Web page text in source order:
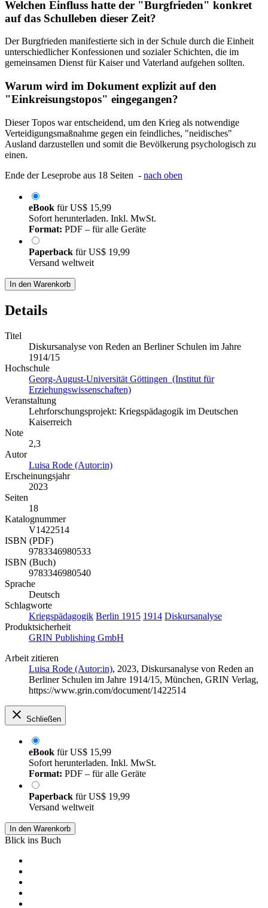
Welchen Einfluss hatte der "Burgfrieden" konkret
auf das Schulleben dieser Zeit?
Der Burgfrieden manifestierte sich in der Schule durch die Einheit
unterschiedlicher Konfessionen und sozialer Schichten, die im
gemeinsamen Dienst für Kaiser und Vaterland aufgehen sollten.
Warum wird im Dokument explizit auf den
"Einkreisungstopos" eingegangen?
Dieser Topos war entscheidend, um den Krieg als notwendige
Verteidigungsmaßnahme gegen ein feindliches, "neidisches"
Ausland darzustellen und somit die Bevölkerung psychologisch zu
einen.
Ende der Leseprobe aus 18 Seiten - nach oben
eBook fürUS$ 15,99
Sofort herunterladen. Inkl. MwSt.
Format: PDF – für alle Geräte
Paperback fürUS$ 19,99
Versand weltweit
In den Warenkorb
Details
Titel
Diskursanalyse von Reden an Berliner Schulen im Jahre
1914/15
Hochschule
Georg-August-Universität Göttingen (Institut für
Erziehungswissenschaften)
Veranstaltung
Lehrforschungsprojekt: Kriegspädagogik im Deutschen
Kaiserreich
Note
2,3
Autor
Luisa Rode (Autor:in)
Erscheinungsjahr
2023
Seiten
18
Katalognummer
V1422514
ISBN (PDF)
9783346980533
ISBN (Buch)
9783346980540
Sprache
Deutsch
Schlagworte
Kriegspädagogik Berlin 1915 1914 Diskursanalyse
Produktsicherheit
GRIN Publishing GmbH
Arbeit zitieren
Luisa Rode (Autor:in), 2023, Diskursanalyse von Reden an
Berliner Schulen im Jahre 1914/15, München, GRIN Verlag,
https://www.grin.com/document/1422514
Schließen
eBook fürUS$ 15,99
Sofort herunterladen. Inkl. MwSt.
Format: PDF – für alle Geräte
Paperback fürUS$ 19,99
Versand weltweit
In den Warenkorb
Blick ins Buch